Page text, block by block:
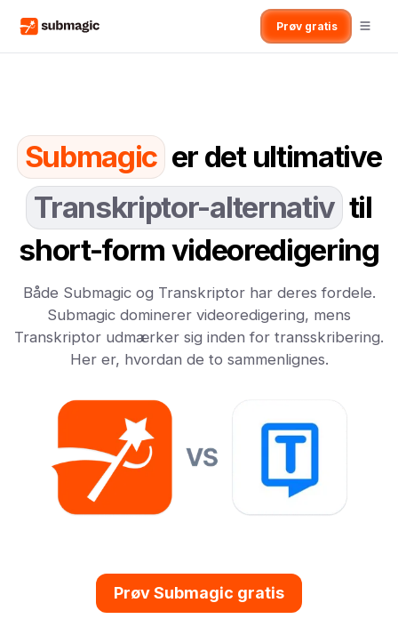
Prøv gratis
Submagic er det ultimative
Transkriptor-alternativ til
short-form videoredigering
Både Submagic og Transkriptor har deres fordele.
Submagic dominerer videoredigering, mens
Transkriptor udmærker sig inden for transskribering.
Her er, hvordan de to sammenlignes.
Prøv Submagic gratis